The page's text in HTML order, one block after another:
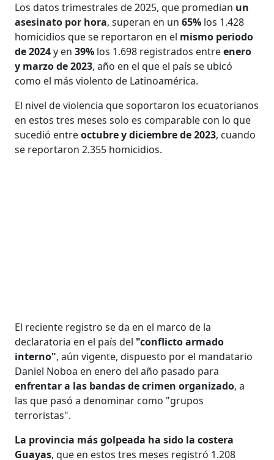
Los datos trimestrales de 2025, que promedian un
asesinato por hora, superan en un65% los 1.428
homicidios que se reportaron en el mismo periodo
de 2024y en39% los 1.698 registrados entreenero
y marzo de 2023, año en el que el país se ubicó
como el más violento de Latinoamérica.
El nivel de violencia que soportaron los ecuatorianos
en estos tres meses solo es comparable con lo que
sucedió entreoctubre y diciembre de 2023, cuando
se reportaron 2.355 homicidios.
El reciente registro se da en el marco de la
declaratoria en el país del "conflicto armado
interno", aún vigente, dispuesto por el mandatario
Daniel Noboa en enero del año pasado para
enfrentar a las bandas de crimen organizado, a
las que pasó a denominar como "grupos
terroristas".
La provincia más golpeada ha sido la costera
Guayas, que en estos tres meses registró 1.208